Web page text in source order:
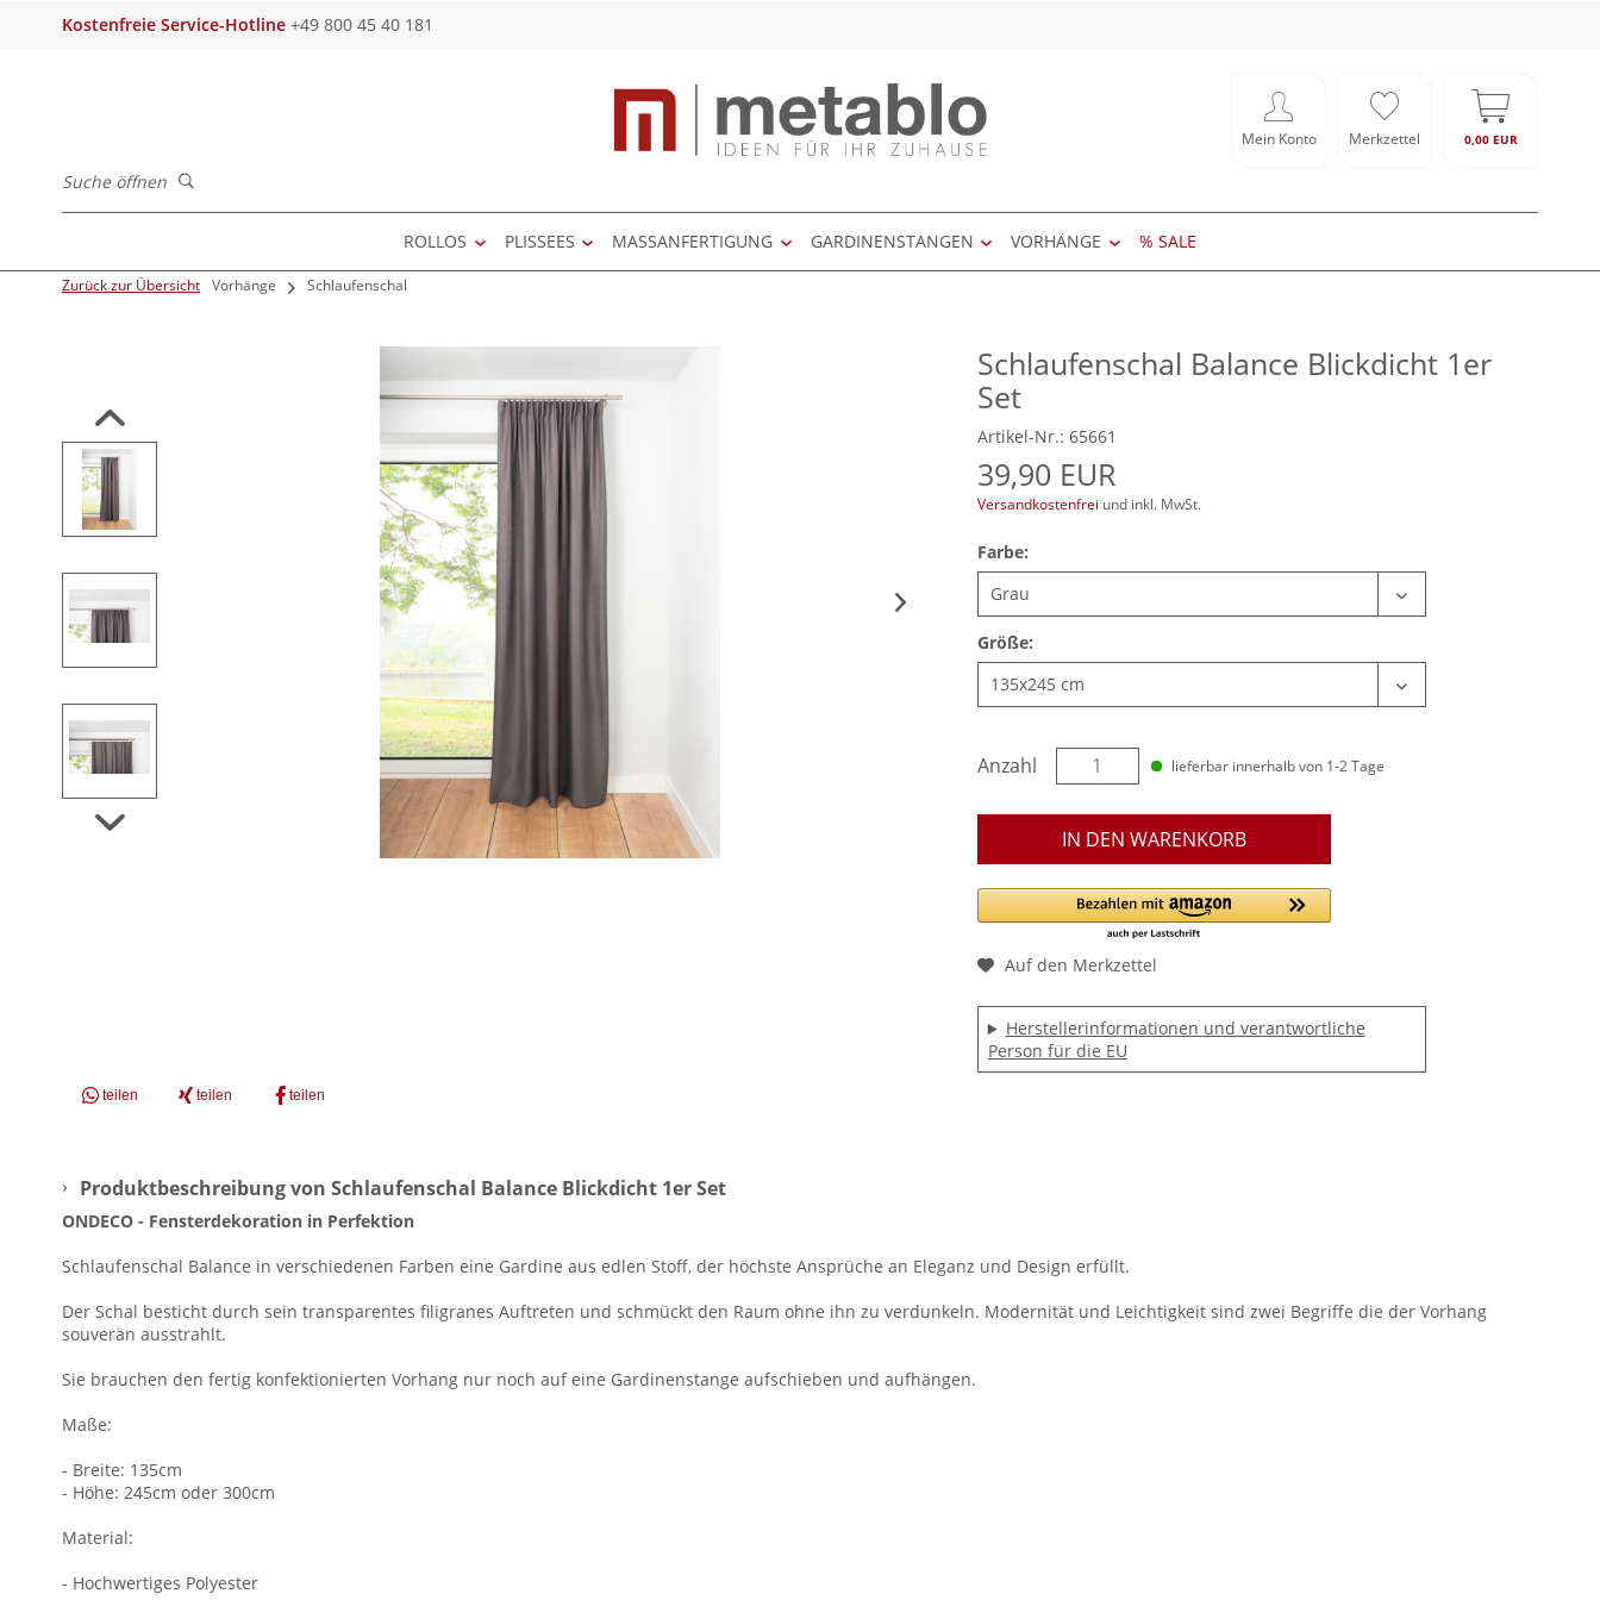
Kostenfreie Service-Hotline +49 800 45 40 181
Suche öffnen
Mein Konto Merkzettel 0,00 EUR
ROLLOS PLISSEES MASSANFERTIGUNG GARDINENSTANGEN VORHÄNGE % SALE
Zurück zur Übersicht Vorhänge Schlaufenschal
Schlaufenschal Balance Blickdicht 1er
Set
Artikel-Nr.: 65661
39,90 EUR
Versandkostenfrei und inkl. MwSt.
Farbe:
Größe:
Anzahl lieferbar innerhalb von 1-2 Tage
IN DEN WARENKORB
Auf den Merkzettel
Herstellerinformationen und verantwortliche
Person für die EU
teilen teilen teilen
Produktbeschreibung von Schlaufenschal Balance Blickdicht 1er Set
ONDECO - Fensterdekoration in Perfektion
Schlaufenschal Balance in verschiedenen Farben eine Gardine aus edlen Stoff, der höchste Ansprüche an Eleganz und Design erfüllt.
Der Schal besticht durch sein transparentes filigranes Auftreten und schmückt den Raum ohne ihn zu verdunkeln. Modernität und Leichtigkeit sind zwei Begriffe die der Vorhang
souverän ausstrahlt.
Sie brauchen den fertig konfektionierten Vorhang nur noch auf eine Gardinenstange aufschieben und aufhängen.
Maße:
- Breite: 135cm
- Höhe: 245cm oder 300cm
Material:
- Hochwertiges Polyester